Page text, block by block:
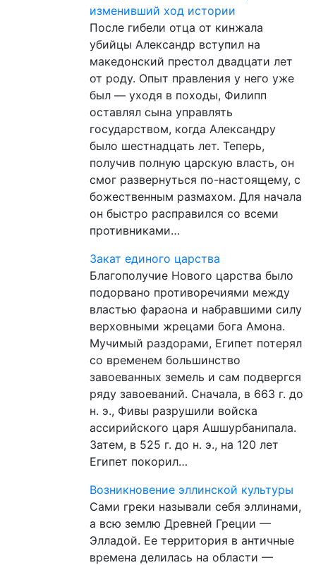
изменивший ход истории
После гибели отца от кинжала
убийцы Александр вступил на
македонский престол двадцати лет
от роду. Опыт правления у него уже
был — уходя в походы, Филипп
оставлял сына управлять
государством, когда Александру
было шестнадцать лет. Теперь,
получив полную царскую власть, он
смог развернуться по-настоящему, с
божественным размахом. Для начала
он быстро расправился со всеми
противниками…
Закат единого царства
Благополучие Нового царства было
подорвано противоречиями между
властью фараона и набравшими силу
верховными жрецами бога Амона.
Мучимый раздорами, Египет потерял
со временем большинство
завоеванных земель и сам подвергся
ряду завоеваний. Сначала, в 663 г. до
н. э., Фивы разрушили войска
ассирийского царя Ашшурбанипала.
Затем, в 525 г. до н. э., на 120 лет
Египет покорил…
Возникновение эллинской культуры
Сами греки называли себя эллинами,
а всю землю Древней Греции —
Элладой. Ее территория в античные
времена делилась на области —